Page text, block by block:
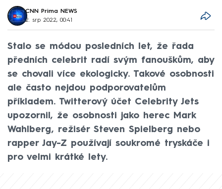
CNN Prima NEWS
2. srp 2022, 00:41
Stalo se módou posledních let, že řada
předních celebrit radí svým fanouškům, aby
se chovali více ekologicky. Takové osobnosti
ale často nejdou podporovatelům
příkladem. Twitterový účet Celebrity Jets
upozornil, že osobnosti jako herec Mark
Wahlberg, režisér Steven Spielberg nebo
rapper Jay-Z používají soukromé tryskáče i
pro velmi krátké lety.